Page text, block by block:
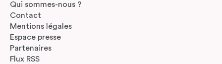
Qui sommes-nous ?
Contact
Mentions légales
Espace presse
Partenaires
Flux RSS